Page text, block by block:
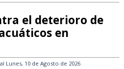
el deterioro de
en
al Lunes, 10 de Agosto de 2026